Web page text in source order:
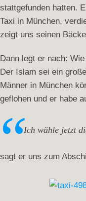
stattgefunden hatten.
Taxi in München,
zeigt uns seinen
Dann legt er nach:
Der Islam sei ein
Männer in München
geflohen und er habe
Ich wähle jetzt
sagt er uns zum